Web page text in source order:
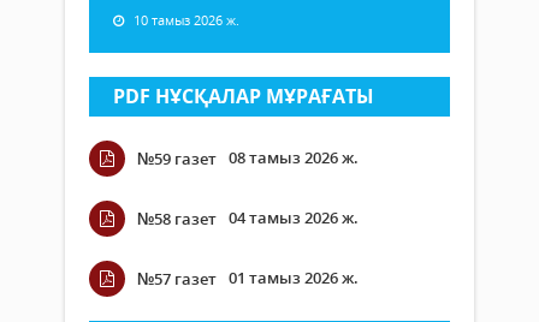
10 тамыз 2026 ж.
PDF НҰСҚАЛАР МҰРАҒАТЫ
№59 газет 08 тамыз 2026 ж.
№58 газет 04 тамыз 2026 ж.
№57 газет 01 тамыз 2026 ж.